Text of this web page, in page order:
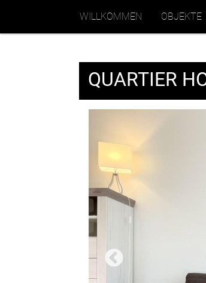
WILLKOMMEN OBJEKTE
QUARTIER